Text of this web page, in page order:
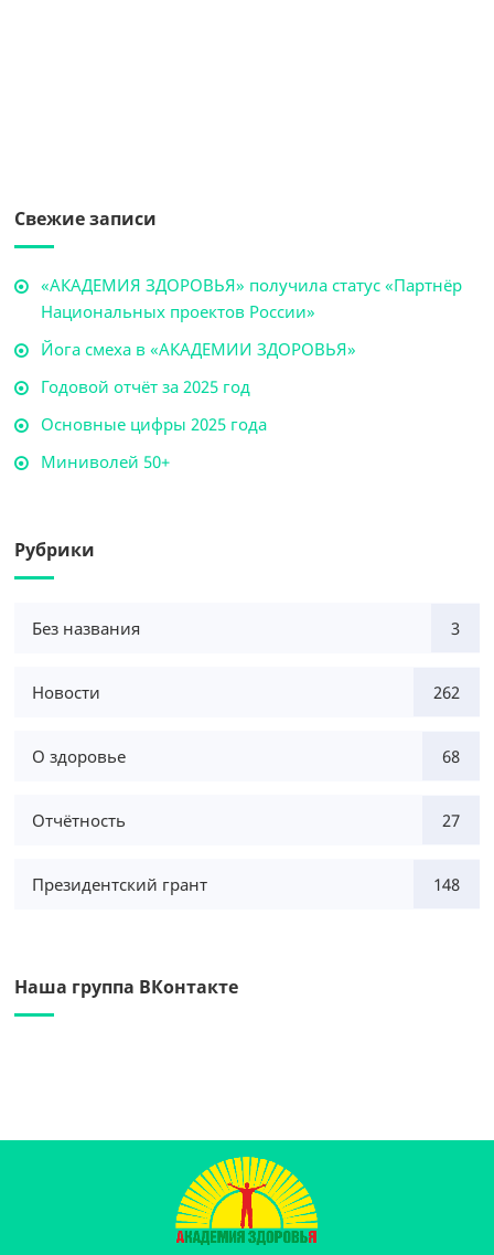
Свежие записи
«АКАДЕМИЯ ЗДОРОВЬЯ» получила статус «Партнёр
Национальных проектов России»
Йога смеха в «АКАДЕМИИ ЗДОРОВЬЯ»
Годовой отчёт за 2025 год
Основные цифры 2025 года
Миниволей 50+
Рубрики
Без названия 3
Новости 262
О здоровье 68
Отчётность 27
Президентский грант 148
Наша группа ВКонтакте